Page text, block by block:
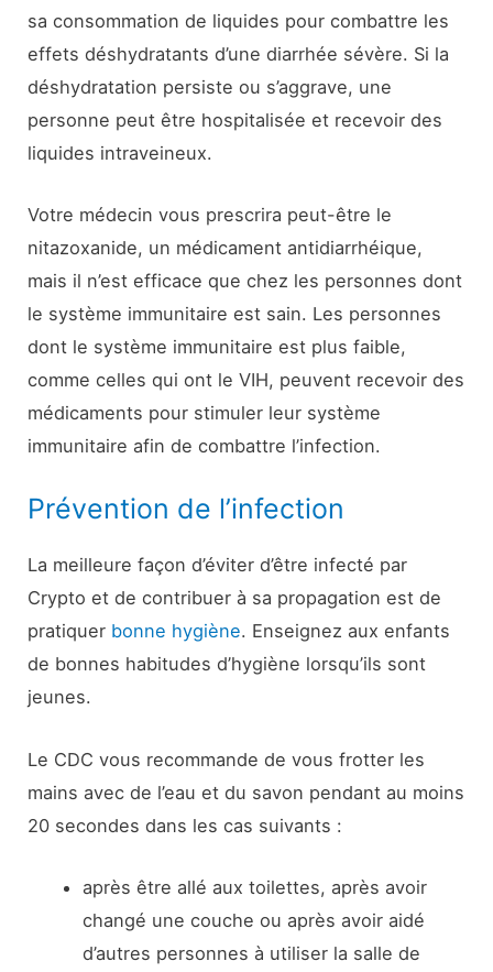
sa consommation de liquides pour combattre les
effets déshydratants d’une diarrhée sévère. Si la
déshydratation persiste ou s’aggrave, une
personne peut être hospitalisée et recevoir des
liquides intraveineux.
Votre médecin vous prescrira peut-être le
nitazoxanide, un médicament antidiarrhéique,
mais il n’est efficace que chez les personnes dont
le système immunitaire est sain. Les personnes
dont le système immunitaire est plus faible,
comme celles qui ont le VIH, peuvent recevoir des
médicaments pour stimuler leur système
immunitaire afin de combattre l’infection.
Prévention de l’infection
La meilleure façon d’éviter d’être infecté par
Crypto et de contribuer à sa propagation est de
pratiquer bonne hygiène. Enseignez aux enfants
de bonnes habitudes d’hygiène lorsqu’ils sont
jeunes.
Le CDC vous recommande de vous frotter les
mains avec de l’eau et du savon pendant au moins
20 secondes dans les cas suivants :
après être allé aux toilettes, après avoir
changé une couche ou après avoir aidé
d’autres personnes à utiliser la salle de